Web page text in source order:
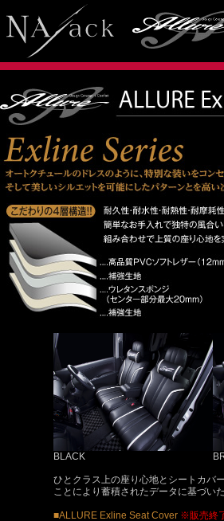
BLACK
ひとクラス上の座り心地とシートカバ
ことにより蓄積されたデータに基づい
■ALLURE Exline Seat Cover ※販売終